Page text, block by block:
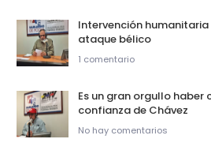
Intervención
ataque bélico
1 comentario
Es un gran orgullo
confianza de Chávez
No hay comentarios